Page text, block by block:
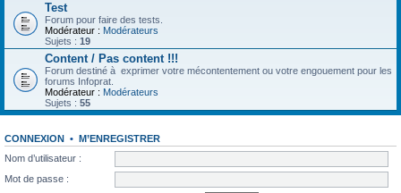
Test
Forum pour faire des tests.
Modérateur : Modérateurs
Sujets : 19
Content / Pas content !!!
Forum destiné à exprimer votre mécontentement ou votre engouement pour les
forums Infoprat.
Modérateur : Modérateurs
Sujets : 55
CONNEXION • M’ENREGISTRER
Nom d’utilisateur :
Mot de passe :